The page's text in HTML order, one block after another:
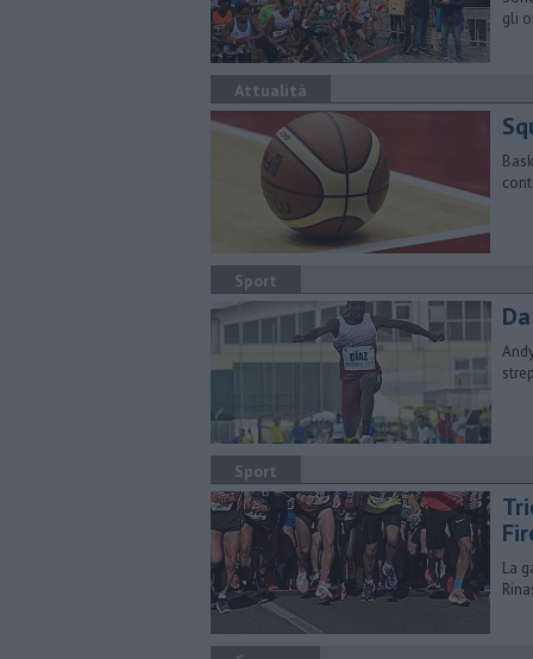
gli
Attualità
Sport
Sport
La